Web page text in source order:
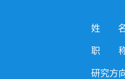
姓 名
职 称
研究方